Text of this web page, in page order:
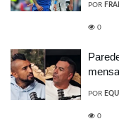
POR
0
POR
0